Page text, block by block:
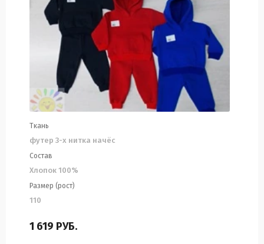
Ткань
футер 3-х нитка начёс
Состав
Хлопок 100%
Размер (рост)
110
1 619 РУБ.